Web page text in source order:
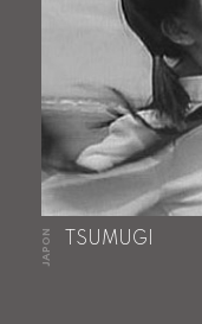
JAPON TSUMUGI